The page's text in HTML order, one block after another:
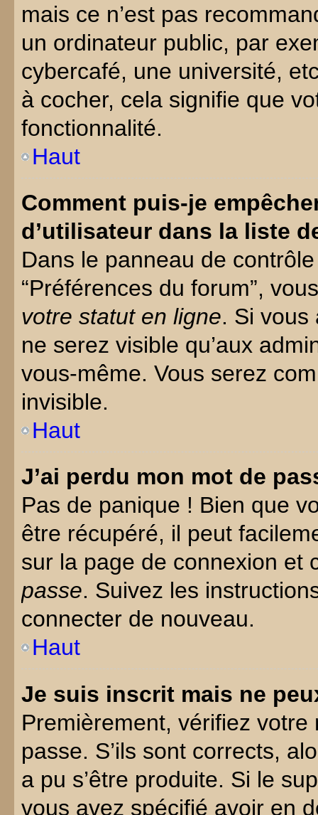
mais ce n’est pas
un ordinateur public, par
cybercafé, une université,
à cocher, cela signifie que
fonctionnalité.
Haut
Comment puis-je
d’utilisateur dans la liste
Dans le panneau de
“Préférences du forum”,
votre statut en ligne. Si
ne serez visible qu’aux
vous-même. Vous serez
invisible.
Haut
J’ai perdu mon mot de
Pas de panique ! Bien que
être récupéré, il peut
sur la page de connexion et
passe. Suivez les
connecter de nouveau.
Haut
Je suis inscrit mais ne
Premièrement, vérifiez votre
passe. S’ils sont corrects,
a pu s’être produite. Si le
vous avez spécifié avoir en